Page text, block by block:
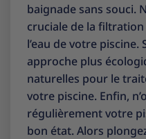
baignade sans souci.
cruciale de la
l’eau de votre
approche plus
naturelles pour le
votre piscine. Enfin,
régulièrement votre
bon état. Alors